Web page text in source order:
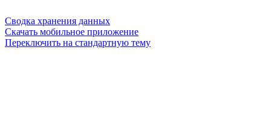
Сводка хранения данных
Скачать мобильное приложение
Переключить на стандартную тему